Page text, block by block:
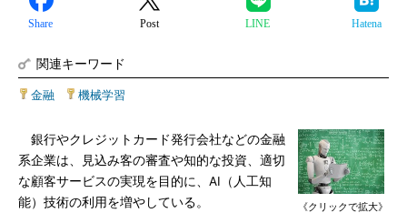
Share Post LINE Hatena
関連キーワード
金融 機械学習
《クリックで拡大》
銀行やクレジットカード発行会社などの金融
系企業は、見込み客の審査や知的な投資、適切
な顧客サービスの実現を目的に、AI（人工知
能）技術の利用を増やしている。